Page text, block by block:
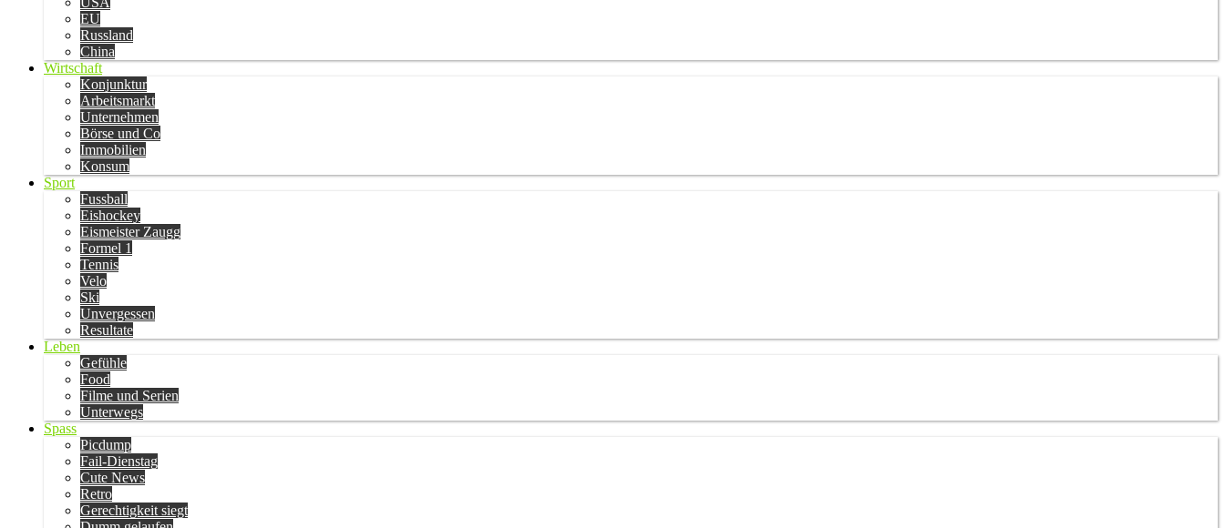
EU
Russland
China
Wirtschaft
Konjunktur
Arbeitsmarkt
Unternehmen
Börse und Co
Immobilien
Konsum
Sport
Fussball
Eishockey
Eismeister Zaugg
Formel 1
Tennis
Velo
Ski
Unvergessen
Resultate
Leben
Gefühle
Food
Filme und Serien
Unterwegs
Spass
Picdump
Fail-Dienstag
Cute News
Retro
Gerechtigkeit siegt